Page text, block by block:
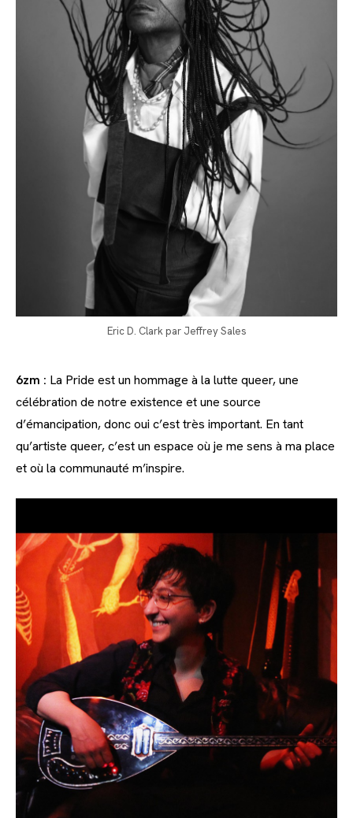
Eric D. Clark par Jeffrey Sales
6zm : La Pride est un hommage à la lutte queer, une
célébration de notre existence et une source
d’émancipation, donc oui c’est très important. En tant
qu’artiste queer, c’est un espace où je me sens à ma place
et où la communauté m’inspire.